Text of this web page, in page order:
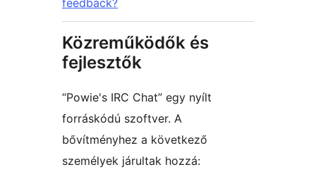
feedback?
Közreműködők és
fejlesztők
“Powie's IRC Chat” egy nyílt
forráskódú szoftver. A
bővítményhez a következő
személyek járultak hozzá: